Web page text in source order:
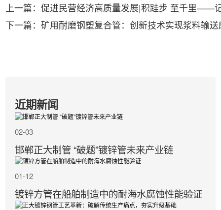
上一篇：促进民营经济高质量发展|积跬步 至千里——
下一篇：矿用耐磨钢塑复合管：创新技术实现浆料输
近期新闻
02-03
邯郸正大制管 “破题”镀锌管未来产业链
01-12
镀锌方管在船舶制造中的耐海水腐蚀性能验证